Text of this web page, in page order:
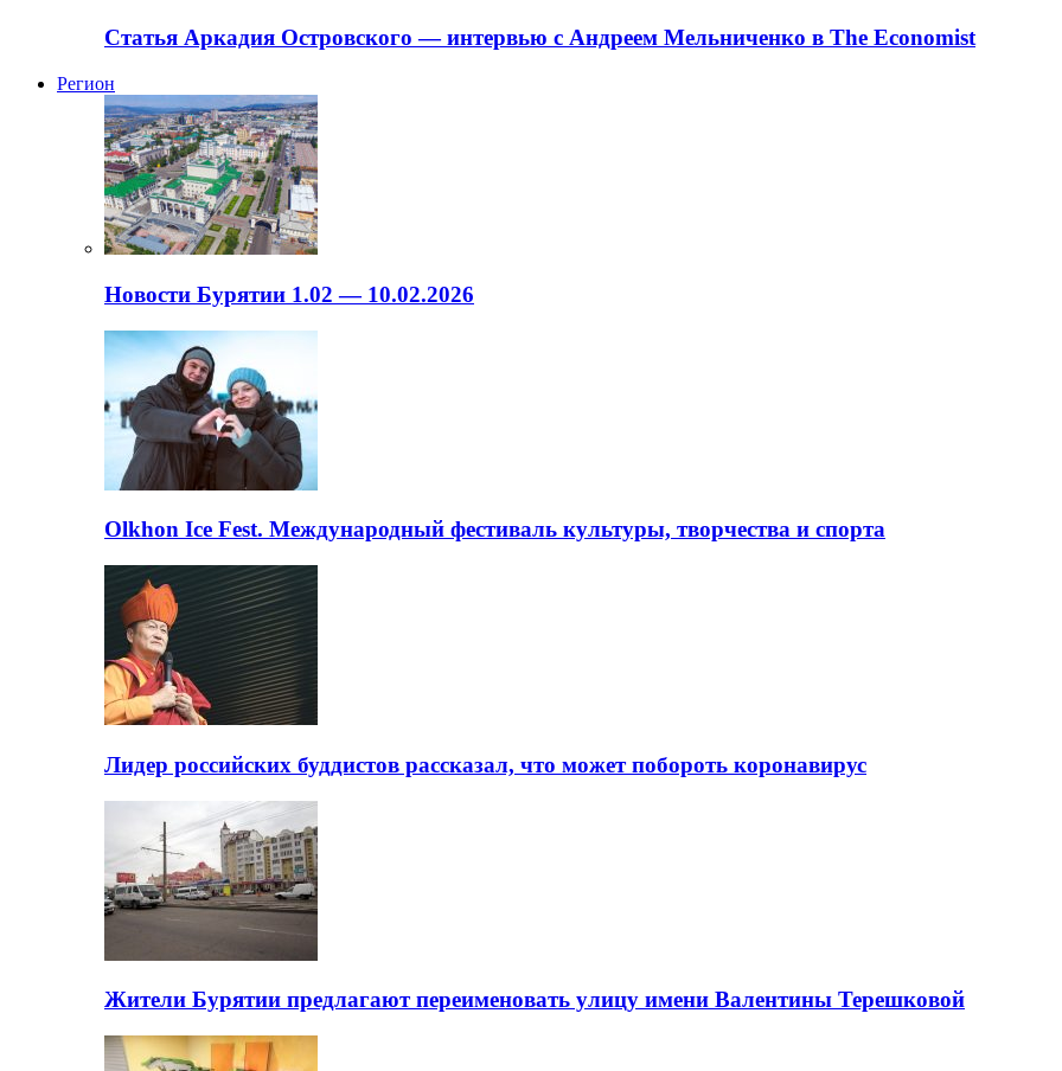
Статья Аркадия Островского — интервью с Андреем Мельниченко в The Economist
Регион
Новости Бурятии 1.02 — 10.02.2026
Olkhon Ice Fest. Международный фестиваль культуры, творчества и спорта
Лидер российских буддистов рассказал, что может побороть коронавирус
Жители Бурятии предлагают переименовать улицу имени Валентины Терешковой